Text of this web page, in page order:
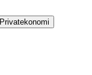
Privatekonomi